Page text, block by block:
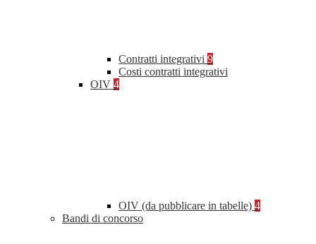
Contratti integrativi 9
Costi contratti integrativi
OIV 4
OIV (da pubblicare in tabelle) 4
Bandi di concorso